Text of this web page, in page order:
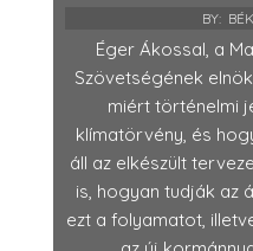
BY:
Éger Ákossal, a
Szövetségének
miért történelmi
klímatörvény, és
áll az elkészült
is, hogyan tudják az
ezt a folyamatot,